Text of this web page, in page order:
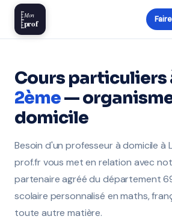
Mon
prof
Cours particuliers
2ème—
domicile
Besoin d'un professeur à domicile à
prof.fr vous met en relation avec
partenaire agréé du département
scolaire personnalisé en maths,
toute autre matière.